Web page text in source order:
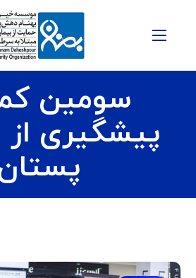
سومین
پیشگیری